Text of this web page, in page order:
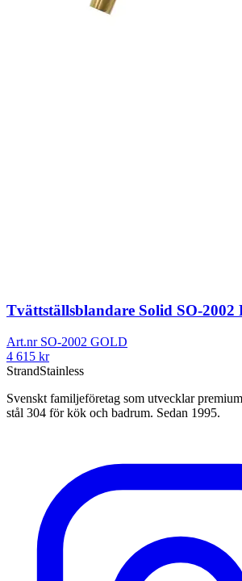
Tvättställsblandare Solid SO-2002
Art.nr SO-2002 GOLD
4 615 kr
StrandStainless
Svenskt familjeföretag som utvecklar
stål 304 för kök och badrum. Sedan 1995.